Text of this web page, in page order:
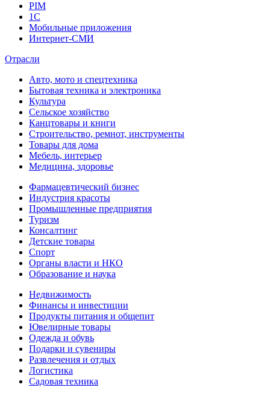
PIM
1C
Мобильные приложения
Интернет-СМИ
Отрасли
Авто, мото и спецтехника
Бытовая техника и электроника
Культура
Сельское хозяйство
Канцтовары и книги
Строительство, ремнот, инструменты
Товары для дома
Мебель, интерьер
Медицина, здоровье
Фармацевтический бизнес
Индустрия красоты
Промышленные предприятия
Туризм
Консалтинг
Детские товары
Спорт
Органы власти и НКО
Образование и наука
Недвижимость
Финансы и инвестиции
Продукты питания и общепит
Ювелирные товары
Одежда и обувь
Подарки и сувениры
Развлечения и отдых
Логистика
Садовая техника